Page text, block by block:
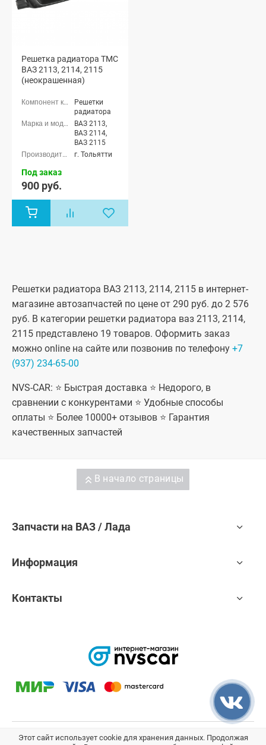
Решетка радиатора ТМС
ВАЗ 2113, 2114, 2115
(неокрашенная)
Решетки
радиатора
ВАЗ 2113,
ВАЗ 2114,
ВАЗ 2115
г. Тольятти
Под заказ
900 руб.
Решетки радиатора ВАЗ 2113, 2114, 2115 в интернет-
магазине автозапчастей по цене от 290 руб. до 2 576
руб. В категории решетки радиатора ваз 2113, 2114,
2115 представлено 19 товаров. Оформить заказ
можно online на сайте или позвонив по телефону +7
(937) 234-65-00
NVS-CAR: ⭐ Быстрая доставка ⭐ Недорого, в
сравнении с конкурентами ⭐ Удобные способы
оплаты ⭐ Более 10000+ отзывов ⭐ Гарантия
качественных запчастей
В начало страницы
Запчасти на ВАЗ / Лада
Информация
Контакты
Этот сайт использует cookie для хранения данных. Продолжая